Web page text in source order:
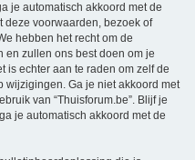
je automatisch akkoord met de
deze voorwaarden, bezoek of
hebben het recht om de
en zullen ons best doen om je
is echter aan te raden om zelf de
wijzigingen. Ga je niet akkoord met
van “Thuisforum.be”. Blijf je
je automatisch akkoord met de